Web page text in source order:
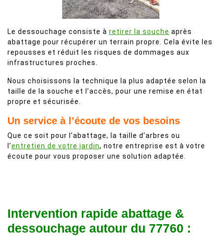
Le dessouchage consiste à retirer la souche après
abattage pour récupérer un terrain propre. Cela évite les
repousses et réduit les risques de dommages aux
infrastructures proches.
Nous choisissons la technique la plus adaptée selon la
taille de la souche et l’accès, pour une remise en état
propre et sécurisée.
Un service à l’écoute de vos besoins
Que ce soit pour l’abattage, la taille d’arbres ou
l’entretien de votre jardin, notre entreprise est à votre
écoute pour vous proposer une solution adaptée.
Intervention rapide abattage &
dessouchage autour du 77760 :